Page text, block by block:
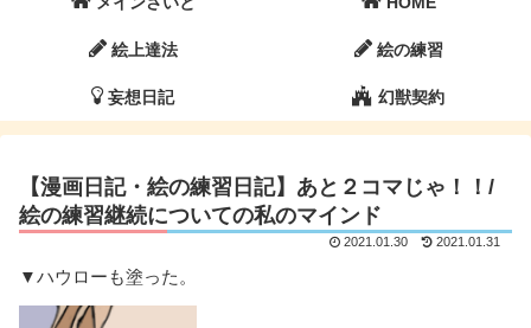
絵上達法 絵の練習
妄想日記 幻獣契約
【漫画日記・絵の練習日記】あと２コマじゃ！！/
絵の練習継続についての私のマインド
2021.01.30 2021.01.31
▼ハウローも塗った。